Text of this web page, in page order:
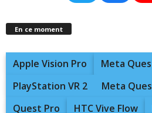
En ce moment
Apple Vision Pro
Meta
PlayStation VR 2
Meta
Quest Pro
HTC Vive Flow